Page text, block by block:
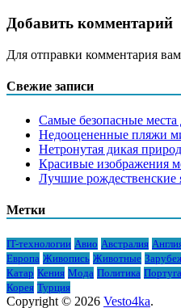
Добавить комментарий
Для отправки комментария
Свежие записи
Самые безопасные места
Недооцененные пляжи
Нетронутая дикая
Красивые изображения
Лучшие
Метки
IT-технологии Авио Австралия
Европа Живопись Животные
Катар Кения Мода Политика
Корея Турция
Copyright © 2026 Vesto4ka.